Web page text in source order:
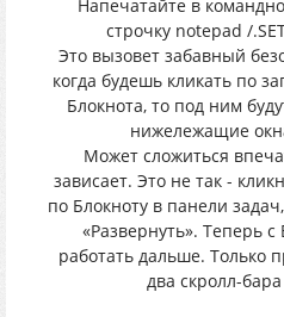
Напечатайте в
строчку notepad /
Это вызовет забавный
когда будешь кликать по
Блокнота, то под ним
нижележащие
Может сложиться
зависает. Это не так -
по Блокноту в панели
«Развернуть». Теперь
работать дальше. Только
два скролл-